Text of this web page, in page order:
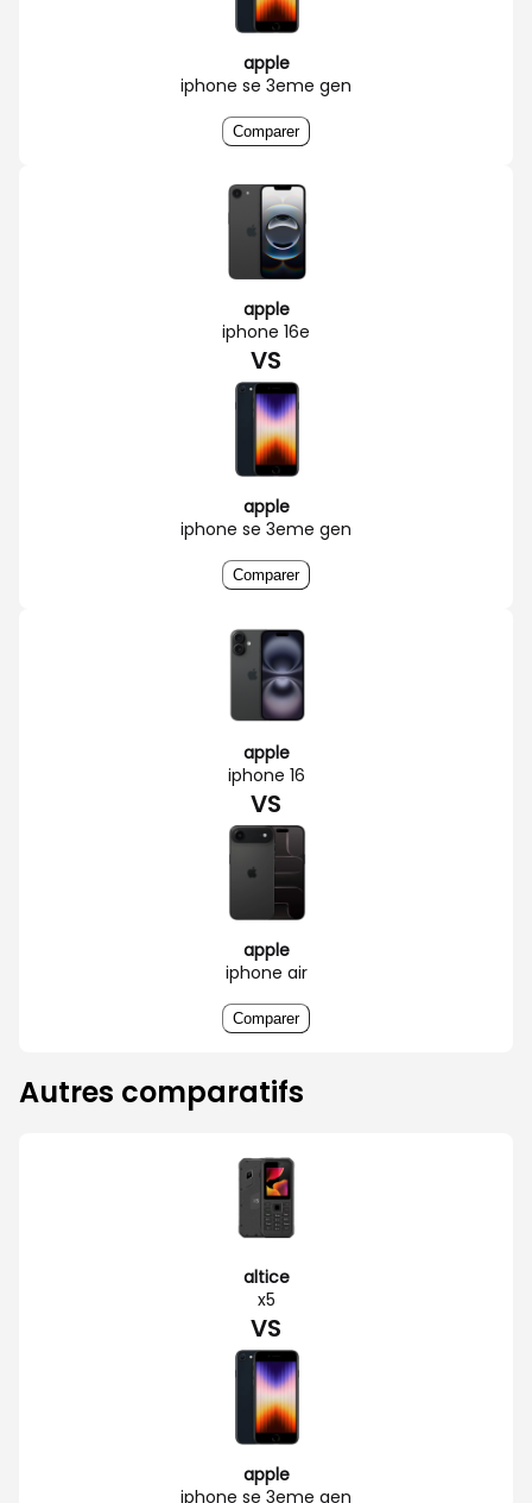
apple
iphone se 3eme gen
Comparer
apple
iphone 16e
VS
apple
iphone se 3eme gen
Comparer
apple
iphone 16
VS
apple
iphone air
Comparer
Autres comparatifs
altice
x5
VS
apple
iphone se 3eme gen